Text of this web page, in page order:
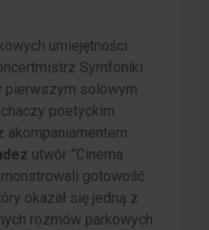
umiejętności
Symfoniki
pierwszym solowym
poetyckim
akompaniamentem
utwór ”Cinema
gotowość
okazał się jedną z
rozmów parkowych